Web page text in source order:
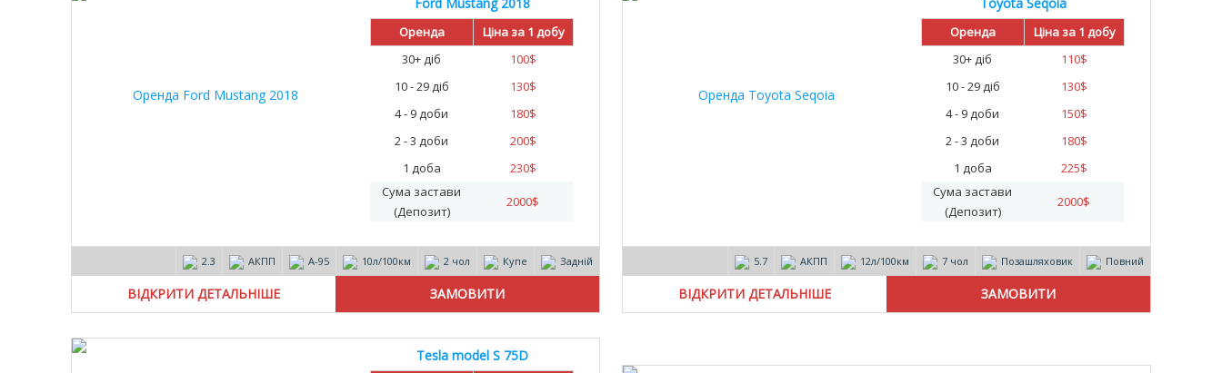
Оренда
Ціна за 1 добу
30+ діб
100$
10 - 29 діб
130$
4 - 9 доби
180$
2 - 3 доби
200$
1 доба
230$
Сума застави
(Депозит)
2000$
2.3 АКПП А-95 10л/100км 2 чол Купе Задній
ВІДКРИТИ ДЕТАЛЬНІШЕ
Оренда
Ціна за 1 добу
30+ діб
110$
10 - 29 діб
130$
4 - 9 доби
150$
2 - 3 доби
180$
1 доба
225$
Сума застави
(Депозит)
2000$
5.7 АКПП 12л/100км 7 чол Позашляховик Повний
ВІДКРИТИ ДЕТАЛЬНІШЕ
Tesla model S 75D